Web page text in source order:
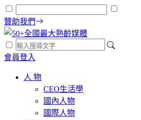
贊助我們
會員登入
人 物
CEO生活學
國內人物
國際人物